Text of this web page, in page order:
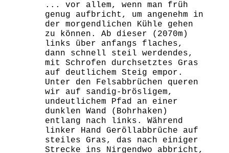
... vor allem, wenn man früh
genug aufbricht, um angenehm in
der morgendlichen Kühle gehen
zu können. Ab dieser (2070m)
links über anfangs flaches,
dann schnell steil werdendes,
mit Schrofen durchsetztes Gras
auf deutlichem Steig empor.
Unter den Felsabbrüchen queren
wir auf sandig-brösligem,
undeutlichem Pfad an einer
dunklen Wand (Bohrhaken)
entlang nach links. Während
linker Hand Geröllabbrüche auf
steiles Gras, das nach einiger
Strecke ins Nirgendwo abbricht,